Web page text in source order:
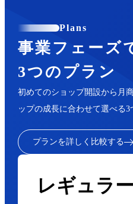
Plans
事業フェーズ
3つのプラン
初めてのショップ開設から月
ップの成長に合わせて選べる3
プランを詳しく比較する
レギュラー